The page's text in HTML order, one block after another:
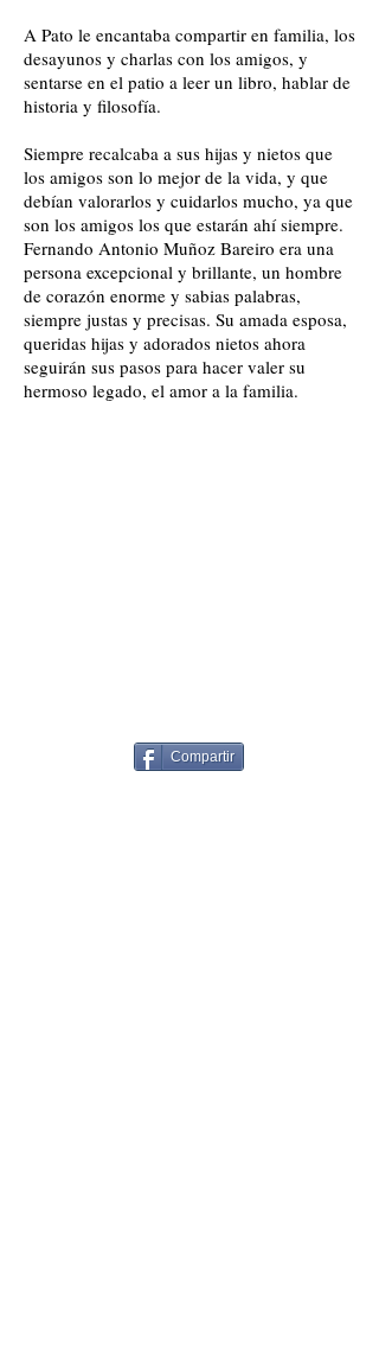
A Pato le encantaba compartir en familia, los
desayunos y charlas con los amigos, y
sentarse en el patio a leer un libro, hablar de
historia y filosofía.
Siempre recalcaba a sus hijas y nietos que
los amigos son lo mejor de la vida, y que
debían valorarlos y cuidarlos mucho, ya que
son los amigos los que estarán ahí siempre.
Fernando Antonio Muñoz Bareiro era una
persona excepcional y brillante, un hombre
de corazón enorme y sabias palabras,
siempre justas y precisas. Su amada esposa,
queridas hijas y adorados nietos ahora
seguirán sus pasos para hacer valer su
hermoso legado, el amor a la familia.
Compartir